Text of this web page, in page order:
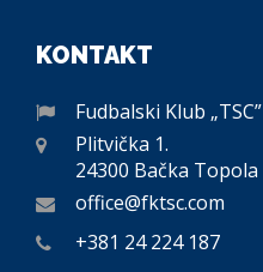
KONTAKT
Fudbalski Klub „TSC”
Plitvička 1.
24300 Bačka Topola
office@fktsc.com
+381 24 224 187